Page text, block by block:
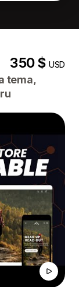
350 $USD
tema,